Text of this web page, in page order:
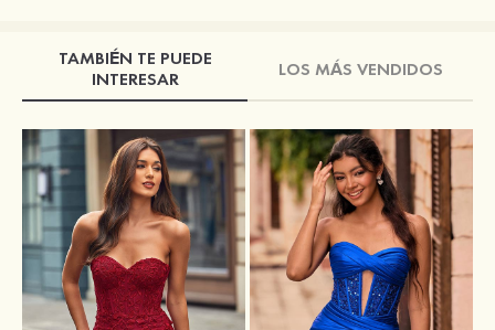
TAMBIÉN TE PUEDE
INTERESAR
LOS MÁS VENDIDOS